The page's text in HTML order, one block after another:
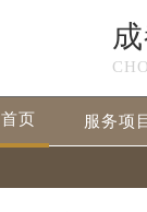
首页 服务项目